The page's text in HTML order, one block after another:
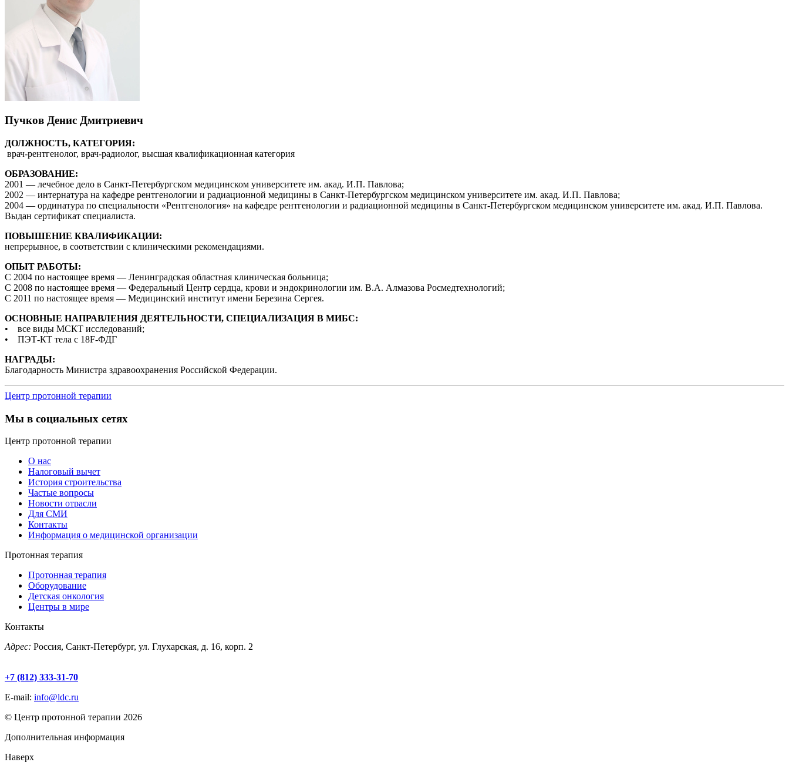
Пучков Денис Дмитриевич
ДОЛЖНОСТЬ, КАТЕГОРИЯ:
врач-рентгенолог, врач-радиолог, высшая квалификационная категория
ОБРАЗОВАНИЕ:
2001 — лечебное дело в Санкт-Петербургском медицинском университете им. акад. И.П. Павлова;
2002 — интернатура на кафедре рентгенологии и радиационной медицины в Санкт-Петербургском медицинском университете им. акад. И.П. Павлова;
2004 — ординатура по специальности «Рентгенология» на кафедре рентгенологии и радиационной медицины в Санкт-Петербургском медицинском университете им. акад. И.П. Павлова.
Выдан сертификат специалиста.
ПОВЫШЕНИЕ КВАЛИФИКАЦИИ:
непрерывное, в соответствии с клиническими рекомендациями.
ОПЫТ РАБОТЫ:
С 2004 по настоящее время — Ленинградская областная клиническая больница;
С 2008 по настоящее время — Федеральный Центр сердца, крови и эндокринологии им. В.А. Алмазова Росмедтехнологий;
С 2011 по настоящее время — Медицинский институт имени Березина Сергея.
ОСНОВНЫЕ НАПРАВЛЕНИЯ ДЕЯТЕЛЬНОСТИ, СПЕЦИАЛИЗАЦИЯ В МИБС:
• все виды МСКТ исследований;
• ПЭТ-КТ тела с 18F-ФДГ
НАГРАДЫ:
Благодарность Министра здравоохранения Российской Федерации.
Центр протонной терапии
Мы в социальных сетях
Центр протонной терапии
О нас
Налоговый вычет
История строительства
Частые вопросы
Новости отрасли
Для СМИ
Контакты
Информация о медицинской организации
Протонная терапия
Протонная терапия
Оборудование
Детская онкология
Центры в мире
Контакты
Адрес: Россия, Санкт-Петербург, ул. Глухарская, д. 16, корп. 2
+7 (812) 333-31-70
E-mail: info@ldc.ru
© Центр протонной терапии 2026
Дополнительная информация
Наверх